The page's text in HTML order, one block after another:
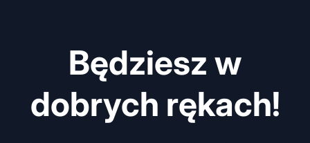
Będziesz w
dobrych rękach!